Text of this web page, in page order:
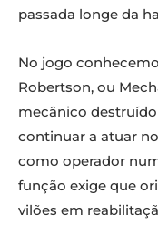
passada longe da
No jogo
Robertson, ou
mecânico
continuar a atuar
como operador
função exige que
vilões em